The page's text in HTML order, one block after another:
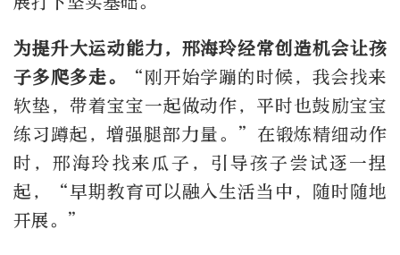
为提升大运动能力，邢海玲经常创造机会让孩
子多爬多走。
“刚开始学蹦的时候，我会找来
软垫，带着宝宝一起做动作，平时也鼓励宝宝
练习蹲起，增强腿部力量。”在锻炼精细动作
时，邢海玲找来瓜子，引导孩子尝试逐一捏
起，“早期教育可以融入生活当中，随时随地
开展。”